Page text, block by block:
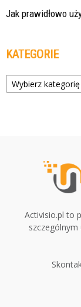
Jak prawidłowo
KATEGORIE
Kategorie
Activisio.pl to